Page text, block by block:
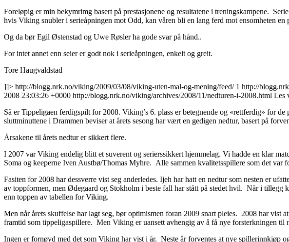
Foreløpig er min bekymrimg basert på prestasjonene og resultatene i treningskampene.
hvis Viking snubler i serieåpningen mot Odd, kan våren bli en lang ferd mot ensomheten en
Og da bør Egil Østenstad og Uwe Røsler ha gode svar på hånd..
For intet annet enn seier er godt nok i serieåpningen, enkelt og greit.
Tore Haugvaldstad
]]> http://blogg.nrk.no/viking/2009/03/08/viking-uten-mal-og-mening/feed/ 1 http://
2008 23:03:26 +0000 http://blogg.nrk.no/viking/archives/2008/11/nedturen-i-2008.html Les
Så er Tippeligaen ferdigspilt for 2008. Viking’s 6. plass er betegnende og «rettferdig» for
sluttminuttene i Drammen beviser at årets sesong har vært en gedigen nedtur, basert på
Årsakene til årets nedtur er sikkert flere.
I 2007 var Viking endelig blitt et suverent og serierssikkert hjemmelag. Vi hadde en klar
Soma og keeperne Iven Austbø/Thomas Myhre. Alle sammen kvalitetsspillere som det var
Fasiten for 2008 har dessverre vist seg anderledes. Ijeh har hatt en nedtur som nesten er
av toppformen, men Ødegaard og Stokholm i beste fall har stått på stedet hvil. Når i tillegg
enn toppen av tabellen for Viking.
Men når årets skuffelse har lagt seg, bør optimismen foran 2009 snart pleies. 2008 har
framtid som tippeligaspillere. Men Viking er uansett avhengig av å få nye forsterkningen til
Ingen er fornøyd med det som Viking har vist i år. Neste år forventes at nye spillerinnkjøp